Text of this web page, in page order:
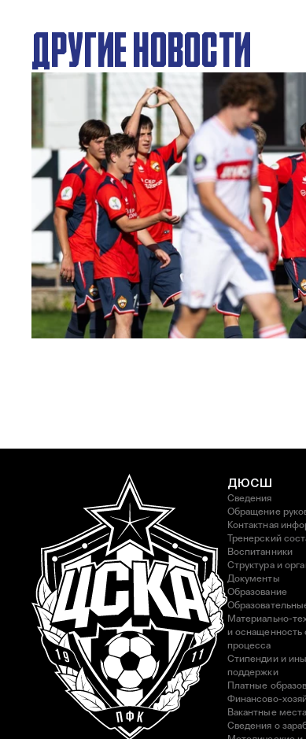
ДРУГИЕ НОВОСТИ
ЮФЛ: Московское дерби на «Октябре»
3 АВГУСТА 2026 14:15
ДЮСШ
Сведения
Обращение
Контактная
Тренерский
Воспитанники
Структура и
Документы
Образование
Материально-
и оснащенность
процесса
Стипендии и
поддержки
Платные
Финансово-
Вакантные
Сведения о